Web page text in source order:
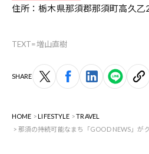
住所：栃木県那須郡那須町高久乙
TEXT=増山直樹
SHARE
HOME LIFESTYLE
TRAVEL
那須の持続可能なまち「GOOD NEWS」が